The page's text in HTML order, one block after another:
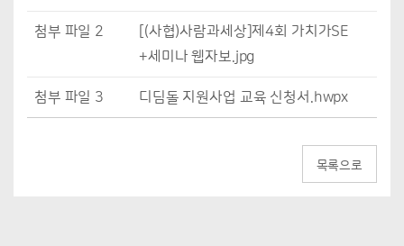
첨부 파일 2
[(사협)사람과세상]제4회 가치가SE
+세미나 웹자보.jpg
첨부 파일 3 디딤돌 지원사업 교육 신청서.hwpx
목록으로